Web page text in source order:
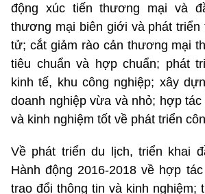
động xúc tiến thương mại và
thương mại biên giới và phát triển
tử; cắt giảm rào cản thương mại
tiêu chuẩn và hợp chuẩn; phát
kinh tế, khu công nghiệp; xây
doanh nghiệp vừa và nhỏ; hợp tác
và kinh nghiệm tốt về phát triển
Về phát triển du lịch, triển khai
Hành động 2016-2018 về hợp
trao đổi thông tin và kinh nghiệm;